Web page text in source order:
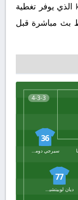
الذي يوفر تغطية
بث مباشرة قبل
4-3-3
36
سيرجي دومينغيز
77